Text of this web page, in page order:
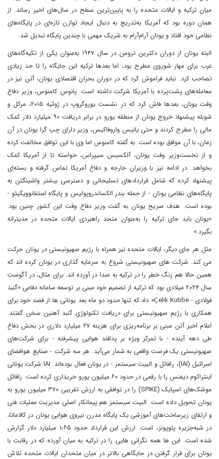
میان ترکیه و ایالات متحده را به پایین‌ترین سطح در سال‌های اخیر رساند. از
همان دوره بود که آمریکا به‌تدریج به دنبال ایجاد توازن تازه‌ای در پایگاه‌های
نظامی خود افتاد و یونان آرام‌آرام به شریک مهمی با چندین پایگاه تبدیل شد.
البته یونان از دوران دکترین ترومن در سال ۱۹۴۷ به‌عنوان یکی از تکیه‌گاه‌های
غرب برای مهار شوروی مطرح بود، اما بعدها ترکیه این جایگاه را تا حد زیادی
تصاحب کرد. نباید فراموش کرد که در دوران بحران اقتصادی یونان، آتن نیز در
معامله‌های پشت‌پرده با آمریکا شرکت داشته است. پانوس کامنوس، وزیر دفاع
وقت یونان، بعدها فاش کرد که در نشست یوروگروپ در ژوئیه ۲۰۱۵، مرکل و
شوبله پیشنهاد خروج یونان از منطقه یورو در برابر دریافت ۹۰ میلیارد دلار کمک
مالی را مطرح کردند و حتی یانیس واروفاکیس، وزیر دارای چپ گرا یونان در آن
زمان، با آن موافق بوده است. به گفته کامنوس اما وی با این توافق مخالفت کرده
و از نخست‌وزیر وقت یونان، آلکسیس سیپراس، خواسته تا از آمریکا کمک
بخواهد. در ادامه نیز با وزیران خارجه و دفاع آمریکا تماس گرفته و بسته‌ای
پیشنهاد کرده که شامل قراردادهای تسلیحاتی و دسترسی بیشتر واشینگتن به
پایگاه‌های نظامی یونان - از جمله بندر الکساندروپولیس و پایگاه استفانوویکیئو -
بوده است. هدف صریح یونان به گفت وزیر دفاع وقت این کشور چنین بود:
«یونان باید جای ترکیه را به‌عنوان متحد راهبردی ایالات متحده در مدیترانه
بگیرد.»
مثل هر جای دیگر، ایالات متحده نیز همراه با رژیم صهیونیستی در یونان حرکت
می کند. شرکت های صهیونیستی شروع به سرمایه گذاری در یونان کرده اند که
همین حالا هم زنگ خطر را در ترکیه به صدا در آورده اند. برای مثال، در آگوست
سال ۲۰۲۴ میلادی بود که ترکیه از تصمیم خود مبنی بر توسعه سامانه دفاعی «گنبد
فولادی - Çelik Kubbe» داد که تنها حدود دو ماه بعد یونانی ها از قصد خود برای
همکاری با رژیم صهیونیستی برای دریافت تکنولوژی گنبد آهنین سخن گفتند.
اعلام اخیر آتن مبنی بر برنامه‌ریزی برای هزینه‌ ۲۷ میلیارد دلاری در بخش دفاع
طی دهه آینده - با تمرکز ویژه بر پدافند هوایی پیشرفته - برای شرکت‌های
صهیونیستی یک فرصت واقعی به شمار می‌آید. هر سه شرکت - صنایع هوافضای
اسرائیل (IAI)، رافائل و البیت سیستمز - در یونان فعال بوده‌اند. IAI شرکت یونانی
اینتراکوم دیفنس را با رقمی در حدود ۶۰ میلیون یورو خریداری کرده است. رافائل
موشک‌های اسپایک (SPIKE) را در توافقی به ارزش تقریبی ۳۷۰ میلیون یورو به
یونان تحویل داده است. البیت سیستمز هم پیمانکار اصلی مدیریت عملیات فنی
و ارتقای زیرساخت‌های آموزشی یک پایگاه مدرن نیروی هوایی یونان در کالاماتا،
در شبه‌جزیره پلوپونز، است. ارزش این قرارداد حدود ۱٫۶۵ میلیارد دلار گزارش
شده است. این ها همه نگرانی هایی را در ترکیه به میان آورده که در رقابت با
یونان برای قرار گرفتن در جایگاهی بالاتر در میان متحدان ایالات متحده تلاش